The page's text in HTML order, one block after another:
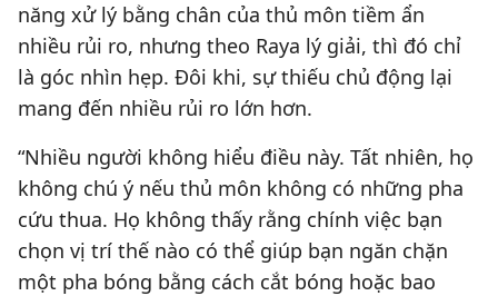
năng xử lý bằng chân của thủ môn tiềm ẩn
nhiều rủi ro, nhưng theo Raya lý giải, thì đó chỉ
là góc nhìn hẹp. Đôi khi, sự thiếu chủ động lại
mang đến nhiều rủi ro lớn hơn.
“Nhiều người không hiểu điều này. Tất nhiên, họ
không chú ý nếu thủ môn không có những pha
cứu thua. Họ không thấy rằng chính việc bạn
chọn vị trí thế nào có thể giúp bạn ngăn chặn
một pha bóng bằng cách cắt bóng hoặc bao